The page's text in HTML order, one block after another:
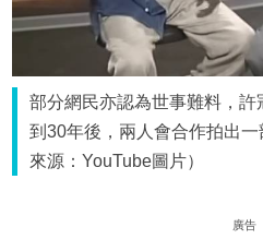
部分網民亦認為世事難料，
到30年後，兩人會合作拍出
來源：YouTube圖片）
廣告